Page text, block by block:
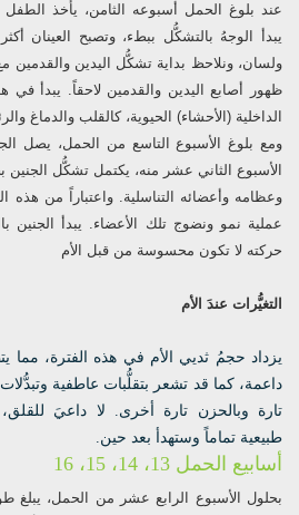
عند بلوغ الحمل أسبوعه الثامن، يأخذ
يبدأ الوجهُ بالتشكُّل ببطء، وتصبح العينان
ولسان، ونلاحظ بداية تشكُّل اليدين والقدمين
ظهور أصابع اليدين والقدمين لاحقاً. يبدأ في
الداخلية (الأحشاء) الحيوية، كالقلب والدماغ
الأسبوع الثاني عشر منه، يكتمل تشكُّل الجنين
وعظامه وأعضائه التناسلية. واعتباراً من هذه
عملية نمو ونضوج تلك الأعضاء. يبدأ الجنين
حركته لا تكون محسوسة من قبل الأم
التغيُّرات عندَ الأم
يزداد حجمُ ثديي الأم في هذه الفترة، مما
داعمة، كما قد تشعر بتقلُّبات عاطفية
تارة وبالحزن تارة أخرى. لا داعيَ
طبيعية تماماً وستهدأ بعد حين.
أسابيع الحمل 13، 14، 15، 16